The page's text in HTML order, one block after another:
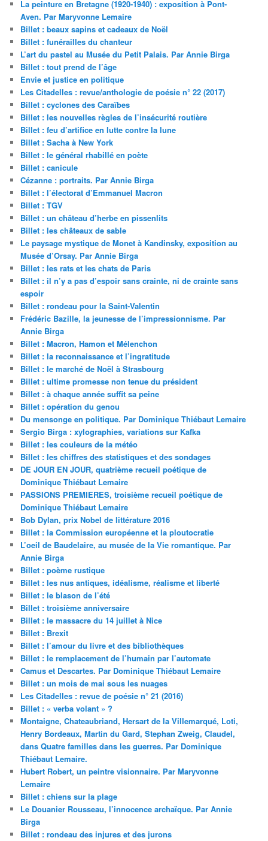
La peinture en Bretagne (1920-1940) : exposition à Pont-
Aven. Par Maryvonne Lemaire
Billet : beaux sapins et cadeaux de Noël
Billet : funérailles du chanteur
L’art du pastel au Musée du Petit Palais. Par Annie Birga
Billet : tout prend de l’âge
Envie et justice en politique
Les Citadelles : revue/anthologie de poésie n° 22 (2017)
Billet : cyclones des Caraïbes
Billet : les nouvelles règles de l’insécurité routière
Billet : feu d’artifice en lutte contre la lune
Billet : Sacha à New York
Billet : le général rhabillé en poète
Billet : canicule
Cézanne : portraits. Par Annie Birga
Billet : l’électorat d’Emmanuel Macron
Billet : TGV
Billet : un château d’herbe en pissenlits
Billet : les châteaux de sable
Le paysage mystique de Monet à Kandinsky, exposition au
Musée d’Orsay. Par Annie Birga
Billet : les rats et les chats de Paris
Billet : il n’y a pas d’espoir sans crainte, ni de crainte sans
espoir
Billet : rondeau pour la Saint-Valentin
Frédéric Bazille, la jeunesse de l’impressionnisme. Par
Annie Birga
Billet : Macron, Hamon et Mélenchon
Billet : la reconnaissance et l’ingratitude
Billet : le marché de Noël à Strasbourg
Billet : ultime promesse non tenue du président
Billet : à chaque année suffit sa peine
Billet : opération du genou
Du mensonge en politique. Par Dominique Thiébaut Lemaire
Sergio Birga : xylographies, variations sur Kafka
Billet : les couleurs de la météo
Billet : les chiffres des statistiques et des sondages
DE JOUR EN JOUR, quatrième recueil poétique de
Dominique Thiébaut Lemaire
PASSIONS PREMIERES, troisième recueil poétique de
Dominique Thiébaut Lemaire
Bob Dylan, prix Nobel de littérature 2016
Billet : la Commission européenne et la ploutocratie
L’oeil de Baudelaire, au musée de la Vie romantique. Par
Annie Birga
Billet : poème rustique
Billet : les nus antiques, idéalisme, réalisme et liberté
Billet : le blason de l’été
Billet : troisième anniversaire
Billet : le massacre du 14 juillet à Nice
Billet : Brexit
Billet : l’amour du livre et des bibliothèques
Billet : le remplacement de l’humain par l’automate
Camus et Descartes. Par Dominique Thiébaut Lemaire
Billet : un mois de mai sous les nuages
Les Citadelles : revue de poésie n° 21 (2016)
Billet : « verba volant » ?
Montaigne, Chateaubriand, Hersart de la Villemarqué, Loti,
Henry Bordeaux, Martin du Gard, Stephan Zweig, Claudel,
dans Quatre familles dans les guerres. Par Dominique
Thiébaut Lemaire.
Hubert Robert, un peintre visionnaire. Par Maryvonne
Lemaire
Billet : chiens sur la plage
Le Douanier Rousseau, l’innocence archaïque. Par Annie
Birga
Billet : rondeau des injures et des jurons